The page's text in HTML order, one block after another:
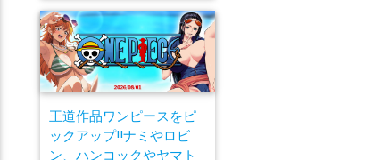
王道作品ワンピースをピ
ックアップ!!ナミやロビ
ン、ハンコックやヤマト